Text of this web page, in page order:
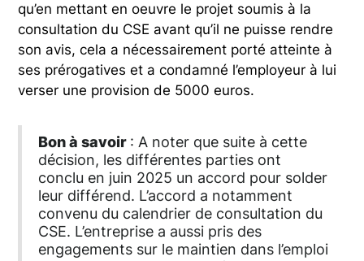
qu’en mettant en oeuvre le projet soumis à la
consultation du CSE avant qu’il ne puisse rendre
son avis, cela a nécessairement porté atteinte à
ses prérogatives et a condamné l’employeur à lui
verser une provision de 5000 euros.
Bon à savoir : A noter que suite à cette
décision, les différentes parties ont
conclu en juin 2025 un accord pour solder
leur différend. L’accord a notamment
convenu du calendrier de consultation du
CSE. L’entreprise a aussi pris des
engagements sur le maintien dans l’emploi